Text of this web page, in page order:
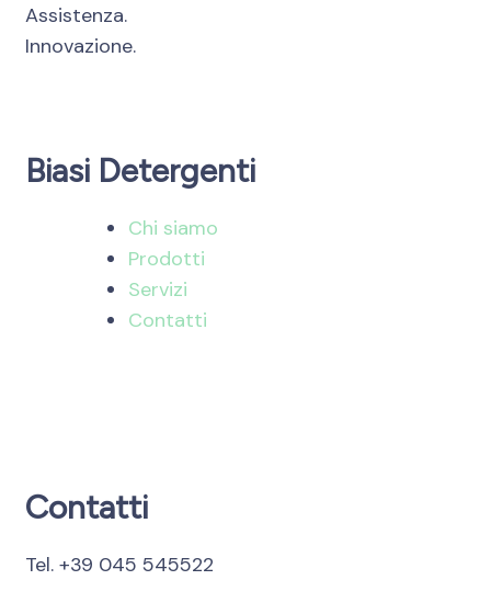
Assistenza.
Innovazione.
Biasi Detergenti
Chi siamo
Prodotti
Servizi
Contatti
Contatti
Tel. +39 045 545522